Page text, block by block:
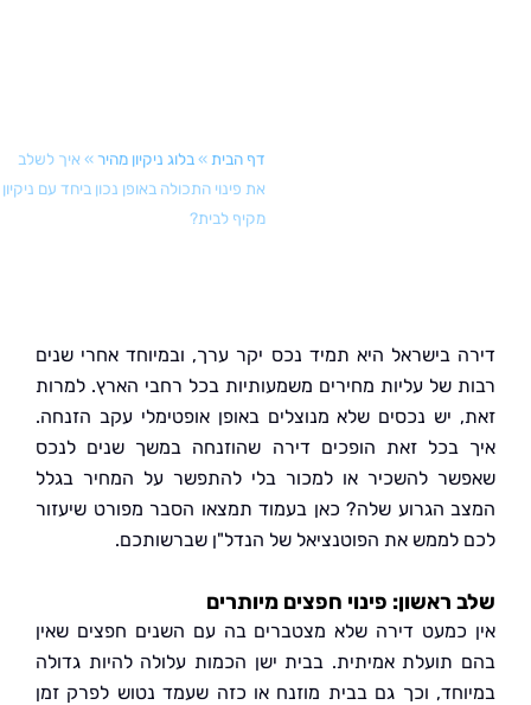
»בלוג ניקיון מהיר »איך לשלב
את פינוי התכולה באופן נכון ביחד עם ניקיון
מקיף לבית?
בישראל היא תמיד נכס יקר ערך, ובמיוחד אחרי שנים
של עליות מחירים משמעותיות בכל רחבי הארץ. למרות
יש נכסים שלא מנוצלים באופן אופטימלי עקב הזנחה.
בכל זאת הופכים דירה שהוזנחה במשך שנים לנכס
להשכיר או למכור בלי להתפשר על המחיר בגלל
הגרוע שלה? כאן בעמוד תמצאו הסבר מפורט שיעזור
את הפוטנציאל של הנדל"ן שברשותכם.
פינוי חפצים מיותרים
דירה שלא מצטברים בה עם השנים חפצים שאין
אמיתית. בבית ישן הכמות עלולה להיות גדולה
וכך גם בבית מוזנח או כזה שעמד נטוש לפרק זמן